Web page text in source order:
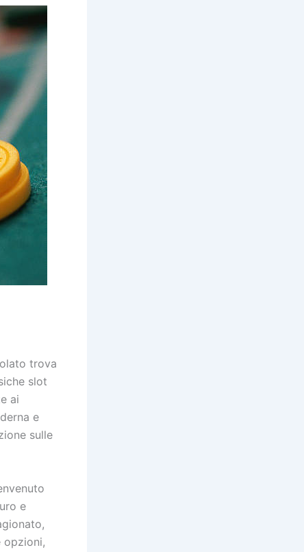
trova
slot
ai
e
sulle
e
opzioni,